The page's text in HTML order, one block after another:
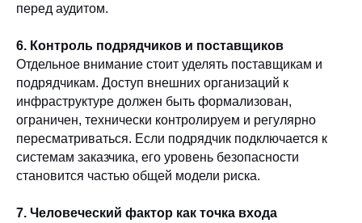
перед аудитом.
6. Контроль подрядчиков и поставщиков
Отдельное внимание стоит уделять поставщикам и
подрядчикам. Доступ внешних организаций к
инфраструктуре должен быть формализован,
ограничен, технически контролируем и регулярно
пересматриваться. Если подрядчик подключается к
системам заказчика, его уровень безопасности
становится частью общей модели риска.
7. Человеческий фактор как точка входа